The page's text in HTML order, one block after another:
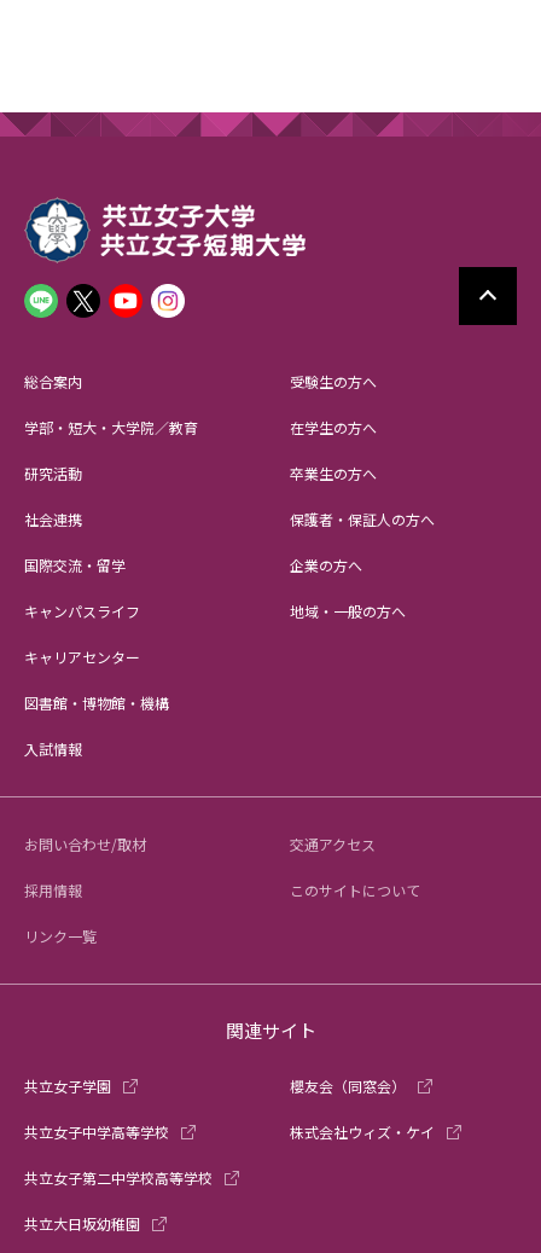
総合案内
学部・短大・大学院／教育
研究活動
社会連携
国際交流・留学
キャンパスライフ
キャリアセンター
図書館・博物館・機構
入試情報
受験生の方へ
在学生の方へ
卒業生の方へ
保護者・保証人の方へ
企業の方へ
地域・一般の方へ
お問い合わせ/取材 交通アクセス
採用情報 このサイトについて
リンク一覧
関連サイト
共立女子学園
共立女子中学高等学校
共立女子第二中学校高等学校
共立大日坂幼稚園
櫻友会（同窓会）
株式会社ウィズ・ケイ